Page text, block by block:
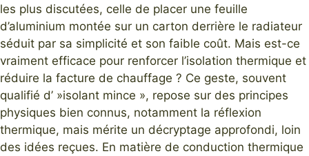
les plus discutées, celle de placer une feuille
d’aluminium montée sur un carton derrière le radiateur
séduit par sa simplicité et son faible coût. Mais est-ce
vraiment efficace pour renforcer l’isolation thermique et
réduire la facture de chauffage ? Ce geste, souvent
qualifié d’ »isolant mince », repose sur des principes
physiques bien connus, notamment la réflexion
thermique, mais mérite un décryptage approfondi, loin
des idées reçues. En matière de conduction thermique